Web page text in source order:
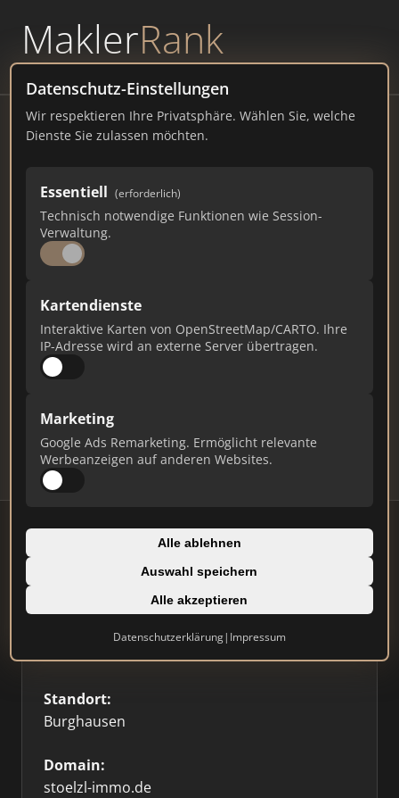
MaklerRank
powered byWAVEPOINT
Datenschutz-Einstellungen
Wir respektieren Ihre Privatsphäre. Wählen Sie, welche
Dienste Sie zulassen möchten.
Essentiell (erforderlich)
Technisch notwendige Funktionen wie Session-
Verwaltung.
Kartendienste
Interaktive Karten von OpenStreetMap/CARTO. Ihre
IP-Adresse wird an externe Server übertragen.
Marketing
Google Ads Remarketing. Ermöglicht relevante
Werbeanzeigen auf anderen Websites.
Alle ablehnen
Auswahl speichern
Alle akzeptieren
Datenschutzerklärung| Impressum
Stölzl Immobilien
stoelzl-immo.de
355
Ist das Ihr Unternehmen?
Verifizieren Sie Ihr Profil, bearbeiten Sie Ihre
Updates.
Profil beanspruchen
Einzelner Makler
Standort:
Burghausen
Domain:
stoelzl-immo.de